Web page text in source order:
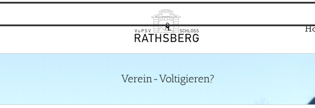
Zum
springen
Verein-Voltigieren?